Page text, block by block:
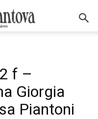
f –
Giorgia
Piantoni